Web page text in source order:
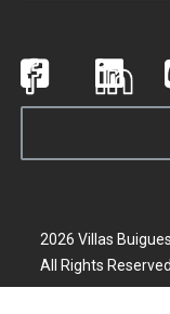
2026 Villas
All Rights Reserved